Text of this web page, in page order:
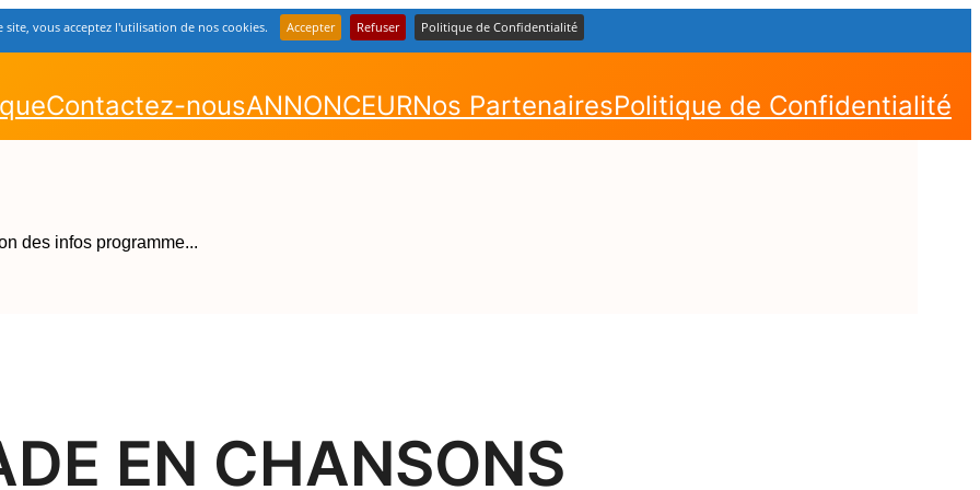
site, vous acceptez l'utilisation de nos cookies. Accepter Refuser Politique de Confidentialité
Contactez-nousANNONCEURNos PartenairesPolitique de Confidentialité
EN CHANSONS